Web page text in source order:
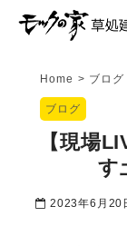
Home > ブログ
ブログ
【現場
す
2023年6月20